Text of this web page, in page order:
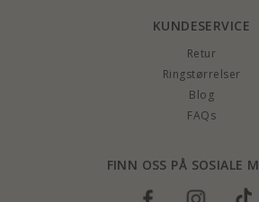
KUNDESERVICE
Retur
Ringstørrelser
Blog
FAQs
FINN OSS PÅ SOSIALE